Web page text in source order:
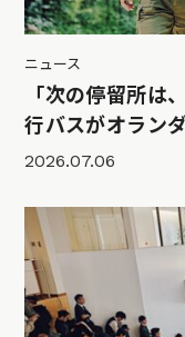
ニュース
「次の停留所は
行バスがオラン
2026.07.06